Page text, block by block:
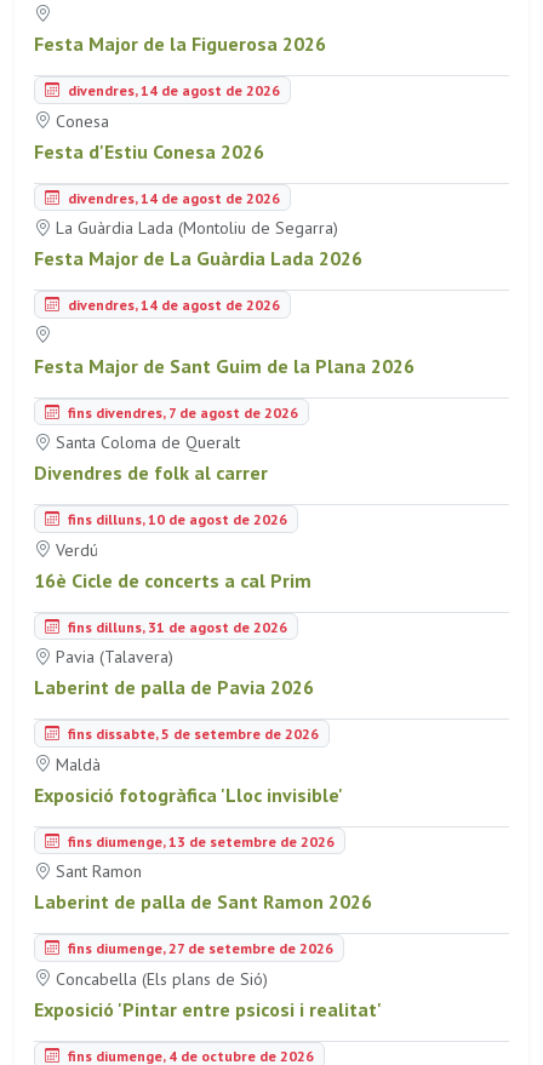
Festa Major de la Figuerosa 2026
divendres, 14 de agost de 2026
Conesa
Festa d'Estiu Conesa 2026
divendres, 14 de agost de 2026
La Guàrdia Lada (Montoliu de Segarra)
Festa Major de La Guàrdia Lada 2026
divendres, 14 de agost de 2026
Festa Major de Sant Guim de la Plana 2026
fins divendres, 7 de agost de 2026
Santa Coloma de Queralt
Divendres de folk al carrer
fins dilluns, 10 de agost de 2026
Verdú
16è Cicle de concerts a cal Prim
fins dilluns, 31 de agost de 2026
Pavia (Talavera)
Laberint de palla de Pavia 2026
fins dissabte, 5 de setembre de 2026
Maldà
Exposició fotogràfica 'Lloc invisible'
fins diumenge, 13 de setembre de 2026
Sant Ramon
Laberint de palla de Sant Ramon 2026
fins diumenge, 27 de setembre de 2026
Concabella (Els plans de Sió)
Exposició 'Pintar entre psicosi i realitat'
fins diumenge, 4 de octubre de 2026